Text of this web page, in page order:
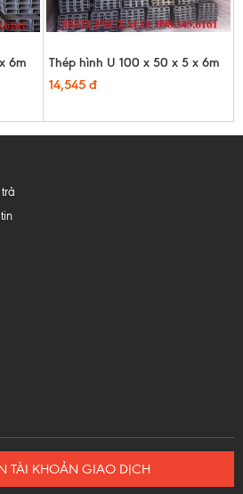
6m Thép hình U 100 x 50 x 5 x 6m
14,545 đ
TÀI KHOẢN GIAO DỊCH